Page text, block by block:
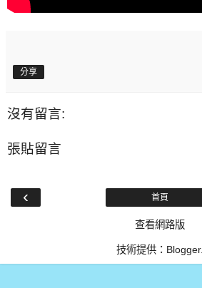
分享
沒有留言:
張貼留言
‹ 首頁
查看網路版
技術提供： Blogger.